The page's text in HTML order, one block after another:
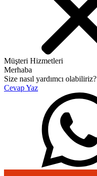
Müşteri Hizmetleri
Merhaba
Size nasıl yardımcı olabiliriz?
Cevap Yaz